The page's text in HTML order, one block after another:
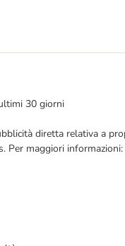
30 giorni
diretta relativa a
Per maggiori informazioni: